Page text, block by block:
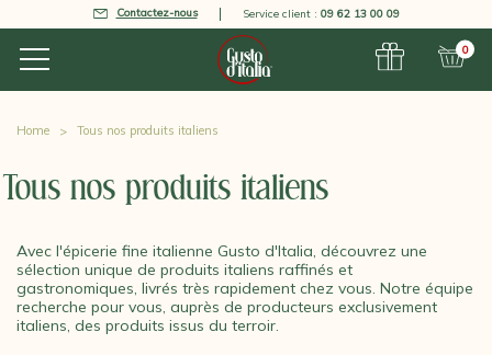
Contactez-nous Service client : 09 62 13 00 09
0
Home Tous nos produits italiens
Tous nos produits italiens
Avec l'épicerie fine italienne Gusto d'Italia, découvrez une
sélection unique de produits italiens raffinés et
gastronomiques, livrés très rapidement chez vous. Notre équipe
recherche pour vous, auprès de producteurs exclusivement
italiens, des produits issus du terroir.